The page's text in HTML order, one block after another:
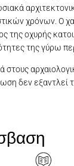
χρόνων. Ο
της οχυρής
της γύρω
στους
δεν εξαντλεί
Andros 2018,